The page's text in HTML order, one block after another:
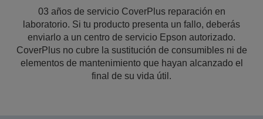
03 años de servicio CoverPlus reparación en
laboratorio. Si tu producto presenta un fallo, deberás
enviarlo a un centro de servicio Epson autorizado.
CoverPlus no cubre la sustitución de consumibles ni de
elementos de mantenimiento que hayan alcanzado el
final de su vida útil.